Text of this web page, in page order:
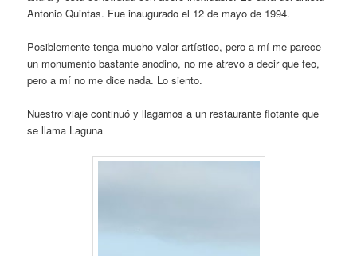
Antonio Quintas. Fue inaugurado el 12 de mayo de 1994.
Posiblemente tenga mucho valor artístico, pero a mí me parece
un monumento bastante anodino, no me atrevo a decir que feo,
pero a mí no me dice nada. Lo siento.
Nuestro viaje continuó y llagamos a un restaurante flotante que
se llama Laguna